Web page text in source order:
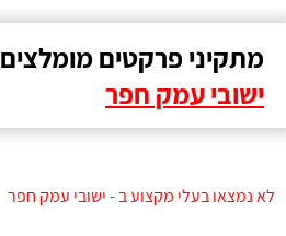
מתקיני פרקטים מומלצים
ישובי עמק חפר
לא נמצאו בעלי מקצוע ב - ישובי עמק חפר